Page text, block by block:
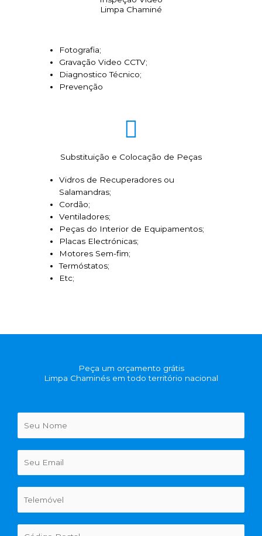
Limpa Chaminé
Fotografia;
Gravação Video CCTV;
Diagnostico Técnico;
Prevenção
Substituição e Colocação de Peças
Vidros de Recuperadores ou
Salamandras;
Cordão;
Ventiladores;
Peças do Interior de Equipamentos;
Placas Electrónicas;
Motores Sem-fim;
Termóstatos;
Etc;
Peça um orçamento grátis
Limpa Chaminés em todo território nacional